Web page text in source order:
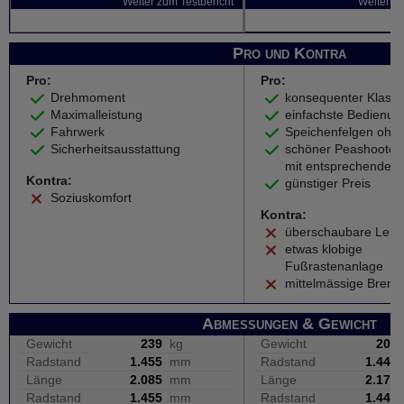
Pro und Kontra
Pro:
Drehmoment
Maximalleistung
Fahrwerk
Sicherheitsausstattung
Kontra:
Soziuskomfort
Pro:
konsequenter
einfachste
Speichenfelgen
schöner
mit entsprechenden
günstiger Preis
Kontra:
überschaubare
etwas klobige
Fußrastenanlage
mittelmässige
Abmessungen & Gewicht
Gewicht 239 kg
Radstand
1.455 mm
Länge
2.085 mm
Radstand
1.455 mm
Gewicht
205
Radstand
1.440
Länge
2.170
Radstand
1.440